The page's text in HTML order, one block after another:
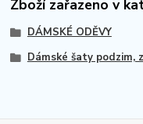
Zboží zařazeno v
DÁMSKÉ ODĚVY
Dámské šaty podzim,